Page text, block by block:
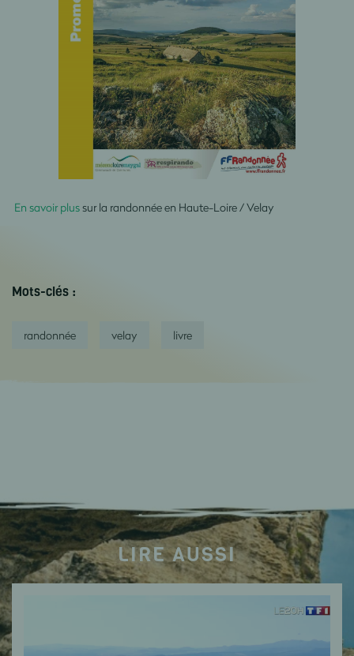
En savoir plus sur la randonnée en Haute-Loire / Velay
Mots-clés :
randonnée velay livre
LIRE AUSSI